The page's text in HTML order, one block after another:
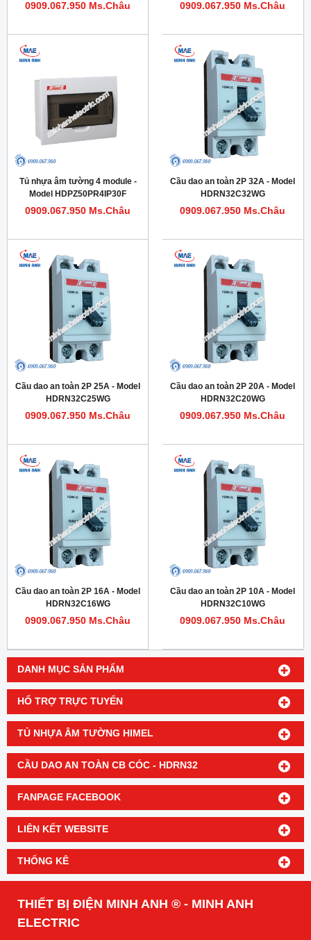
DANH MỤC SẢN PHẨM
HỔ TRỢ TRỰC TUYẾN
TỦ NHỰA ÂM TƯỜNG HIMEL
CẦU DAO AN TOÀN CB CÓC - HDRN32
FANPAGE FACEBOOK
LIÊN KẾT WEBSITE
THỐNG KÊ
0909.067.950 Ms.Châu 0909.067.950 Ms.Châu
Tủ nhựa âm tường 4 module -
Model HDPZ50PR4IP30F
0909.067.950 Ms.Châu
Cầu dao an toàn 2P 32A - Model
HDRN32C32WG
0909.067.950 Ms.Châu
Cầu dao an toàn 2P 25A - Model
HDRN32C25WG
0909.067.950 Ms.Châu
Cầu dao an toàn 2P 20A - Model
HDRN32C20WG
0909.067.950 Ms.Châu
Cầu dao an toàn 2P 16A - Model
HDRN32C16WG
0909.067.950 Ms.Châu
Cầu dao an toàn 2P 10A - Model
HDRN32C10WG
0909.067.950 Ms.Châu
THIẾT BỊ ĐIỆN MINH ANH ® - MINH ANH
ELECTRIC